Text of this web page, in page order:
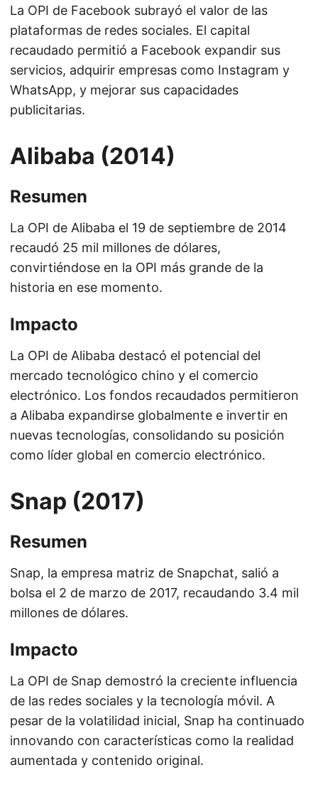
La OPI de Facebook subrayó el valor de las
plataformas de redes sociales. El capital
recaudado permitió a Facebook expandir sus
servicios, adquirir empresas como Instagram y
WhatsApp, y mejorar sus capacidades
publicitarias.
Alibaba (2014)
Resumen
La OPI de Alibaba el 19 de septiembre de 2014
recaudó 25 mil millones de dólares,
convirtiéndose en la OPI más grande de la
historia en ese momento.
Impacto
La OPI de Alibaba destacó el potencial del
mercado tecnológico chino y el comercio
electrónico. Los fondos recaudados permitieron
a Alibaba expandirse globalmente e invertir en
nuevas tecnologías, consolidando su posición
como líder global en comercio electrónico.
Snap (2017)
Resumen
Snap, la empresa matriz de Snapchat, salió a
bolsa el 2 de marzo de 2017, recaudando 3.4 mil
millones de dólares.
Impacto
La OPI de Snap demostró la creciente influencia
de las redes sociales y la tecnología móvil. A
pesar de la volatilidad inicial, Snap ha continuado
innovando con características como la realidad
aumentada y contenido original.